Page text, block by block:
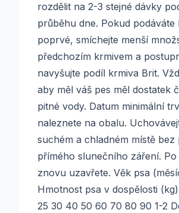
rozdělit na 2-3 stejné dávky
průběhu dne. Pokud podáváte
poprvé, smíchejte menší
předchozím krmivem a
navyšujte podíl krmiva Brit.
aby měl váš pes měl dostatek
pitné vody. Datum minimální
naleznete na obalu.
suchém a chladném místě bez
přímého slunečního záření.
znovu uzavřete. Věk psa
Hmotnost psa v dospělosti (kg)
25 30 40 50 60 70 80 90 1-2